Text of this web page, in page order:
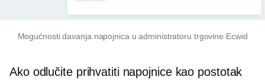
Mogućnosti davanja napojnica u administratoru trgovine Ecwid
Ako odlučite prihvatiti napojnice kao postotak